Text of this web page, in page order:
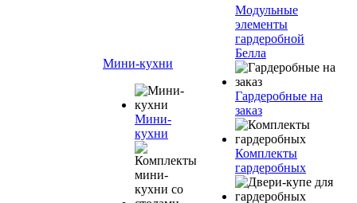
Мини-кухни
Мини-
кухни
Модульные
элементы
гардеробной
Белла
Гардеробные на
заказ
Комплекты
гардеробных